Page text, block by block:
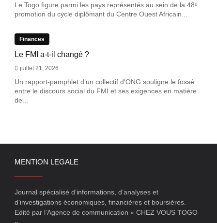
Le Togo figure parmi les pays représentés au sein de la 48ᵉ
promotion du cycle diplômant du Centre Ouest Africain...
Finances
Le FMI a-t-il changé ?
juillet 21, 2026
Un rapport-pamphlet d’un collectif d’ONG souligne le fossé
entre le discours social du FMI et ses exigences en matière
de...
MENTION LEGALE
Journal spécialisé d’informations, d’analyses et
d’investigations économiques, financières et boursières.
Edité par l’Agence de communication « CHEZ VOUS TOGO